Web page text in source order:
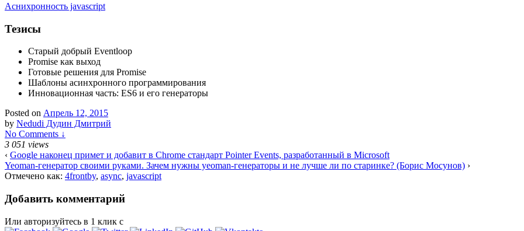
Аснихронность javascript
Тезисы
Старый добрый Eventloop
Promise как выход
Готовые решения для Promise
Шаблоны асинхронного программирования
Инновационная часть: ES6 и его генераторы
Posted on Апрель 12, 2015
by Nedudi Дудин Дмитрий
No Comments ↓
3 051 views
‹ Google наконец примет и добавит в Chrome стандарт Pointer Events, разработанный в Microsoft
Yeoman-генератор своими руками. Зачем нужны yeoman-генераторы и не лучше ли по старинке? (Борис Мосунов) ›
Отмечено как: 4frontby, async, javascript
Добавить комментарий
Или авторизуйтесь в 1 клик с